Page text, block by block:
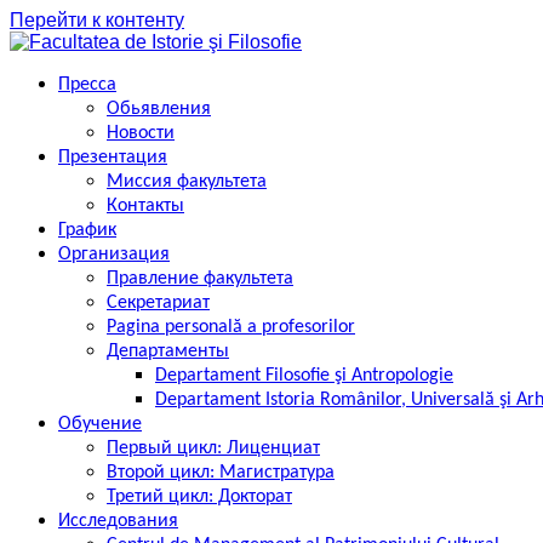
Перейти к контенту
Пресса
Обьявления
Новости
Презентация
Миссия факультета
Контакты
График
Организация
Правление факультета
Секретариат
Pagina personală a profesorilor
Департаменты
Departament Filosofie şi Antropologie
Departament Istoria Românilor, Universală şi
Обучение
Первый цикл: Лиценциат
Второй цикл: Магистратура
Третий цикл: Докторат
Исследования